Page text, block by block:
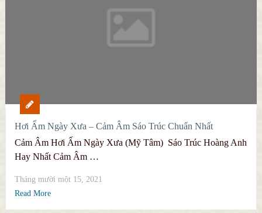
Hơi Ấm Ngày Xưa – Cảm Âm Sáo Trúc Chuẩn Nhất
Cảm Âm Hơi Ấm Ngày Xưa (Mỹ Tâm) Sáo Trúc Hoàng Anh
Hay Nhất Cảm Âm …
Tháng mười một 15, 2021
Read More